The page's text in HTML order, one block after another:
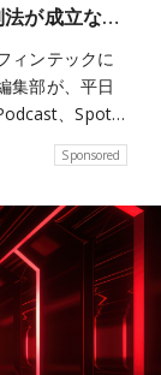
法が成立な…
ィンテックに
集部が、平日
、Spot…
Sponsored